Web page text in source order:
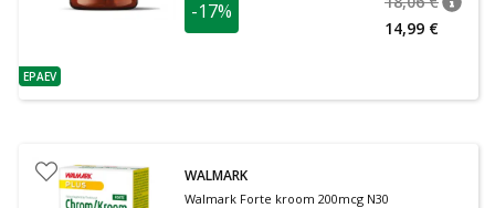
nõuanne
EPAEV
-17%
14,99 €
WALMARK
Walmark Forte kroom 200mcg N30